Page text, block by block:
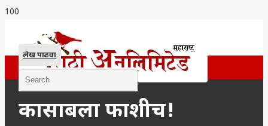
लेख पाठवा
कासाबला फाशीच!